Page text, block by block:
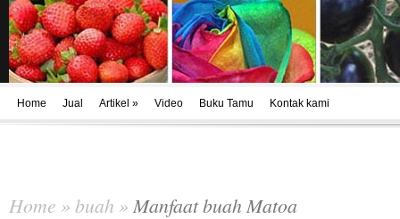
Home Jual Artikel » Video Buku Tamu Kontak kami
Home » buah » Manfaat buah Matoa